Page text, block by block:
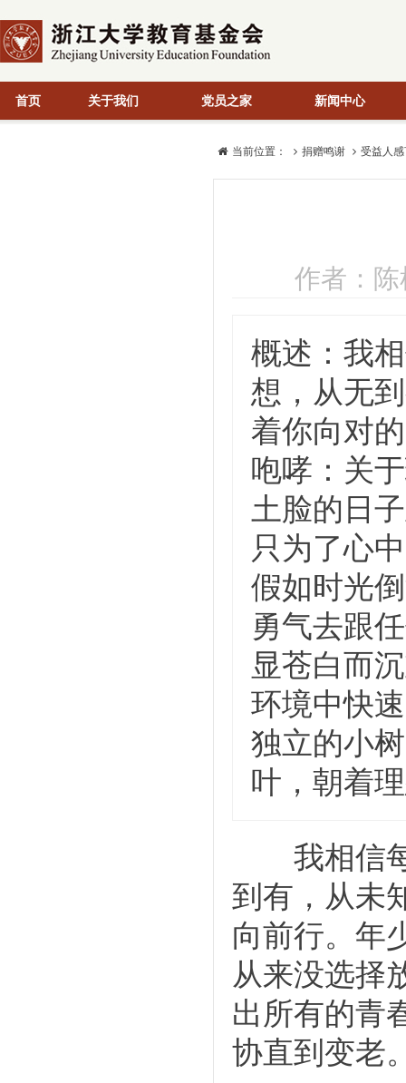
首页 关于我们 党员之家 新闻中心
当前位置： 捐赠鸣谢 受益人
作者：
概述：我
想，从无
着你向对
咆哮：关
土脸的日
只为了心
假如时光
勇气去跟
显苍白而
环境中快
独立的小
叶，朝着
我相信
到有，从未
向前行。年
从来没选择
出所有的青
协直到变老